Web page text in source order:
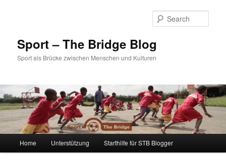
Sport – The Bridge Blog
Sport als Brücke zwischen Menschen und Kulturen
Skip to primary content
Skip to secondary content
Home Unterstützung Starthilfe für STB Blogger